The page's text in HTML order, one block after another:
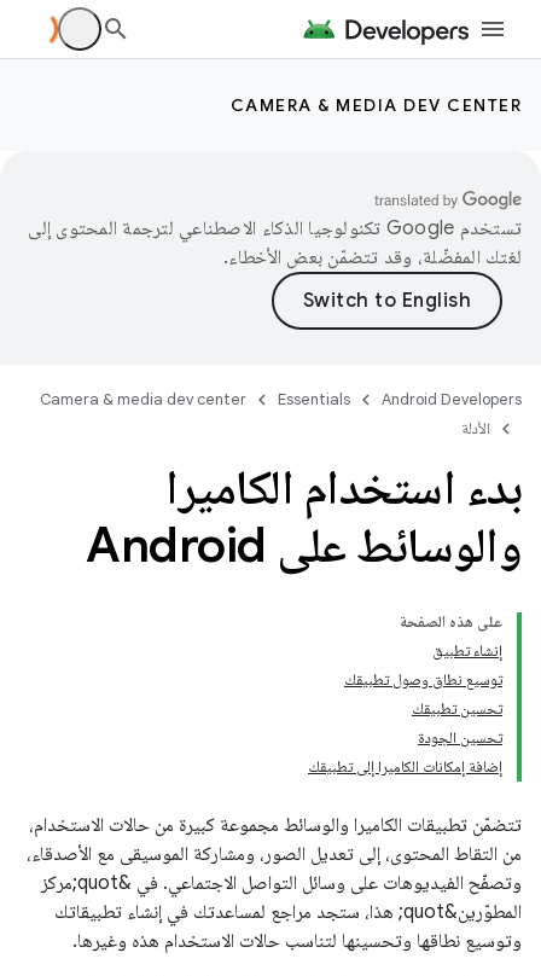
CAMERA & MEDIA DEV CENTER
تستخدم Google تكنولوجيا الذكاء الاصطناعي لترجمة المحتوى إلى
لغتك المفضّلة، وقد تتضمّن بعض الأخطاء.
Android Developers
Essentials
Camera & media dev center
الأدلة
بدء استخدام الكاميرا
والوسائط على Android
على هذه الصفحة
إنشاء تطبيق
توسيع نطاق وصول تطبيقك
تحسين تطبيقك
تحسين الجودة
إضافة إمكانات الكاميرا إلى تطبيقك
تتضمّن تطبيقات الكاميرا والوسائط مجموعة كبيرة من حالات الاستخدام،
من التقاط المحتوى، إلى تعديل الصور، ومشاركة الموسيقى مع الأصدقاء،
وتصفّح الفيديوهات على وسائل التواصل الاجتماعي. في &quot;مركز
المطوّرين&quot; هذا، ستجد مراجع لمساعدتك في إنشاء تطبيقاتك
وتوسيع نطاقها وتحسينها لتناسب حالات الاستخدام هذه وغيرها.